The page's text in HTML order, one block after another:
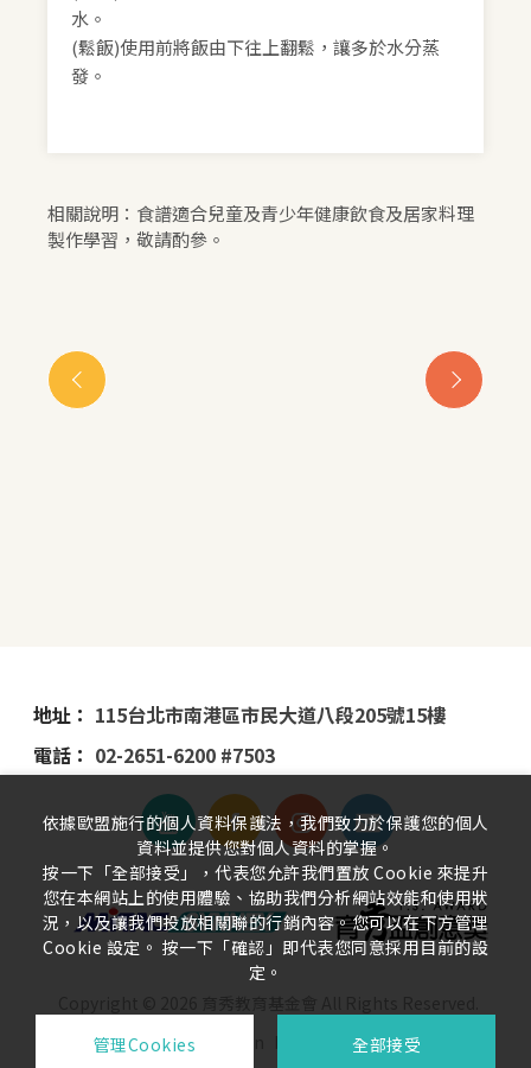
水。
(鬆飯)使用前將飯由下往上翻鬆，讓多於水分蒸
發。
相關說明：食譜適合兒童及青少年健康飲食及居家料理
製作學習，敬請酌參。
地址： 115台北市南港區市民大道八段205號15樓
電話： 02-2651-6200 #7503
依據歐盟施行的個人資料保護法，我們致力於保護您的個人
資料並提供您對個人資料的掌握。
按一下「全部接受」，代表您允許我們置放 Cookie 來提升
您在本網站上的使用體驗、協助我們分析網站效能和使用狀
況，以及讓我們投放相關聯的行銷內容。您可以在下方管理
Cookie 設定。 按一下「確認」即代表您同意採用目前的設
定。
管理Cookies 全部接受